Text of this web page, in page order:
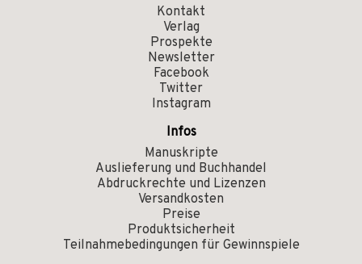
Kontakt
Verlag
Prospekte
Newsletter
Facebook
Twitter
Instagram
Infos
Manuskripte
Auslieferung und Buchhandel
Abdruckrechte und Lizenzen
Versandkosten
Preise
Produktsicherheit
Teilnahmebedingungen für Gewinnspiele